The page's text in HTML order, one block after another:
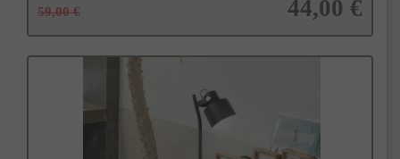
59,00 € 44,00 €
Añadir a la cesta